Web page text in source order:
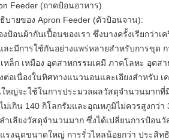
Feeder (ถาดป้อนอาหาร)
บายของ Apron Feeder (ตัวป้อนจาน):
งป้อนผ้ากันเปื้อนของเรา ซึ่งบางครั้งเรียกว่
ละมีการใช้กันอย่างแพร่หลายสำหรับการขุด
หล็ก เหมือง อุตสาหกรรมเคมี ภาคโลหะ อุตส
ต่อเนื่องในทิศทางแนวนอนและเอียงสำหรับ
หญ่จะใช้ในการประมวลผลวัสดุจำนวนมาก
ม่เกิน 140 กิโลกรัมและอุณหภูมิไม่ควรสูงกว่า
ำเลียงวัสดุจำนวนมาก ซึ่งได้เปลี่ยนการป้อ
รงฉุดขนาดใหญ่ การรั่วไหลน้อยกว่า ประสิท